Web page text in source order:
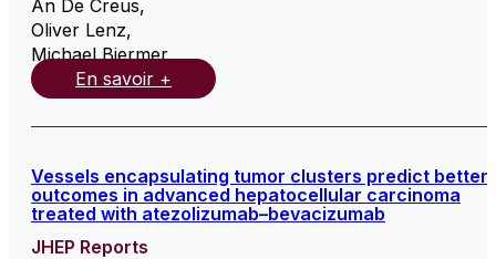
An De Creus,
Oliver Lenz,
Michael Biermer,
En savoir +
Vessels encapsulating tumor clusters predict better
outcomes in advanced hepatocellular carcinoma
treated with atezolizumab–bevacizumab
JHEP Reports